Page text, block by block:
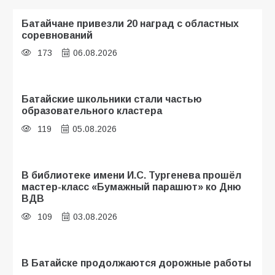
Батайчане привезли 20 наград с областных
соревнований
173 06.08.2026
Батайские школьники стали частью
образовательного кластера
119 05.08.2026
В библиотеке имени И.С. Тургенева прошёл
мастер-класс «Бумажный парашют» ко Дню
ВДВ
109 03.08.2026
В Батайске продолжаются дорожные работы